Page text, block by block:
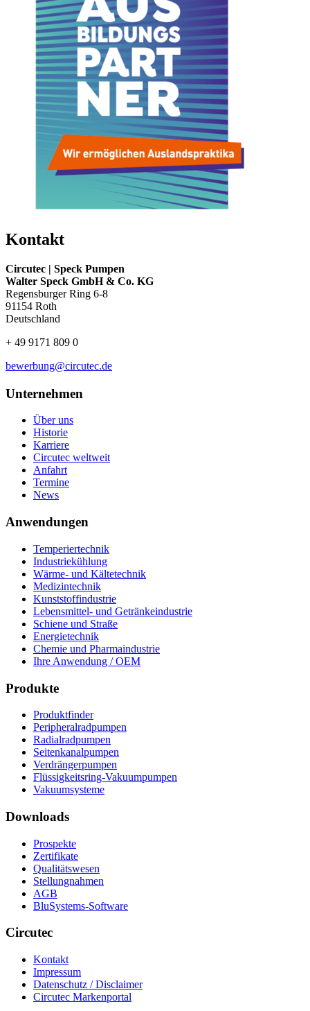
Kontakt
Circutec | Speck Pumpen
Walter Speck GmbH & Co. KG
Regensburger Ring 6-8
91154 Roth
Deutschland
+ 49 9171 809 0
bewerbung@circutec.de
Unternehmen
Über uns
Historie
Karriere
Circutec weltweit
Anfahrt
Termine
News
Anwendungen
Temperiertechnik
Industriekühlung
Wärme- und Kältetechnik
Medizintechnik
Kunststoffindustrie
Lebensmittel- und Getränkeindustrie
Schiene und Straße
Energietechnik
Chemie und Pharmaindustrie
Ihre Anwendung / OEM
Produkte
Produktfinder
Peripheralradpumpen
Radialradpumpen
Seitenkanalpumpen
Verdrängerpumpen
Flüssigkeitsring-Vakuumpumpen
Vakuumsysteme
Downloads
Prospekte
Zertifikate
Qualitätswesen
Stellungnahmen
AGB
BluSystems-Software
Circutec
Kontakt
Impressum
Datenschutz / Disclaimer
Circutec Markenportal